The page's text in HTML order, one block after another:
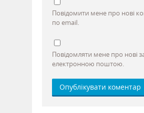
Повідомити мене про нові
по email.
Повідомляти мене про нові
електронною поштою.